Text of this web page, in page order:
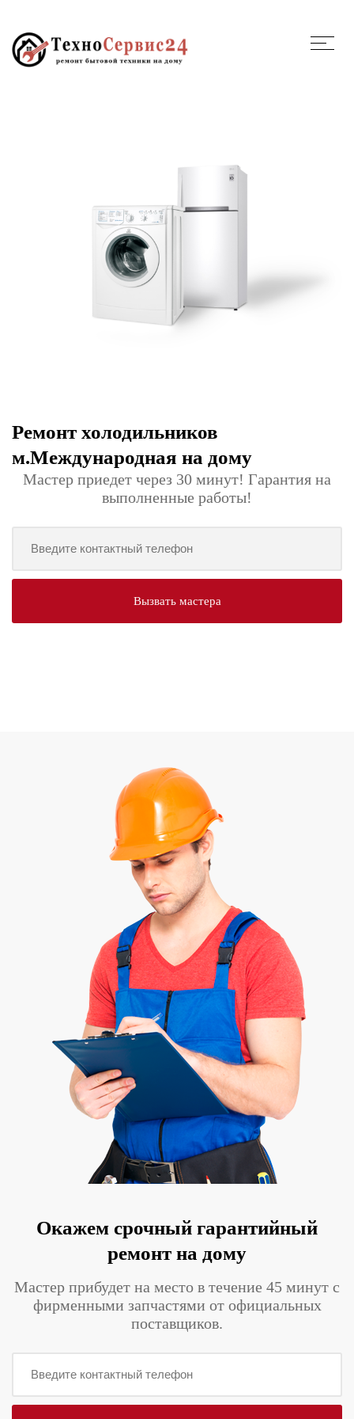
Ремонт холодильников
м.Международная на дому
Мастер приедет через 30 минут! Гарантия на
Окажем срочный гарантийный
ремонт на дому
Мастер прибудет на место в течение 45 минут с
фирменными запчастями от официальных
поставщиков.